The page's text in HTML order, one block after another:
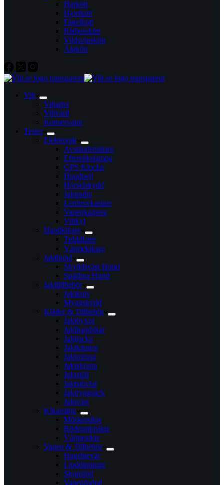
Harkött
Hjortkött
Fågelkött
Rådjurskött
Vildsvinskött
Älgkött
Vilt
Viltarter
Viltvård
Konservator
Tester
Elektronik
Avståndsmätare
Eftersökslampa
GPS Klocka
Hundpejl
Hörselskydd
Jaktradio
Lerduvekastare
Vapenkamera
Viltkyl
Handkikare
Tubkikare
Värmekikare
Jakthund
Skyddsväst Hund
Spårlina Hund
Jakttillbehör
Jaktkniv
Myggskydd
Kläder & Tillbehör
Jaktbyxor
Jakthandskar
Jaktjacka
Jaktkängor
Jaktmössa
Jaktskjorta
Jaktställ
Jaktstövlar
Jaktryggsäck
Jaktväst
Kikarsikte
Mörkersikte
Rödpunktsikte
Värmesikte
Vapen & Tillbehör
Hagelgevär
Ljuddämpare
Skjutstöd
Vapenfodral